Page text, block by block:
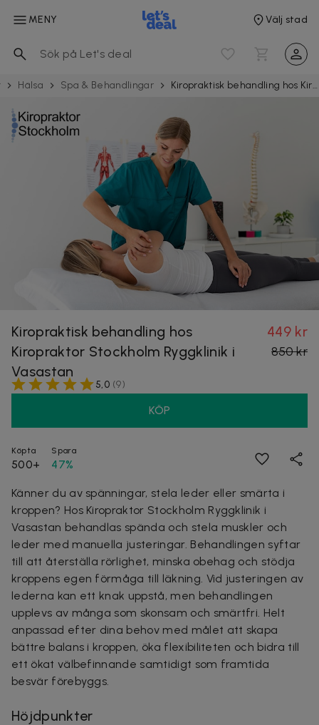
MENY Välj stad
Hälsa Spa & Behand­ling­ar Kiropraktisk behandling hos Kiropraktor Stockholm Ryggklinik i Vasastan
Kiropraktisk behandling hos
Kiropraktor Stockholm Ryggklinik i
Vasastan
449 kr
850 kr
5,0 (9)
KÖP
Köpta
500+
Spara
47%
Känner du av spänningar, stela leder eller smärta i
kroppen? Hos Kiropraktor Stockholm Ryggklinik i
Vasastan behandlas spända och stela muskler och
leder med manuella justeringar. Behandlingen syftar
till att återställa rörlighet, minska obehag och stödja
kroppens egen förmåga till läkning. Vid justeringen av
lederna kan ett knak uppstå, men behandlingen
upplevs av många som skonsam och smärtfri. Helt
anpassad efter dina behov med målet att skapa
bättre balans i kroppen, öka flexibiliteten och bidra till
ett ökat välbefinnande samtidigt som framtida
besvär förebyggs.
Höjdpunkter